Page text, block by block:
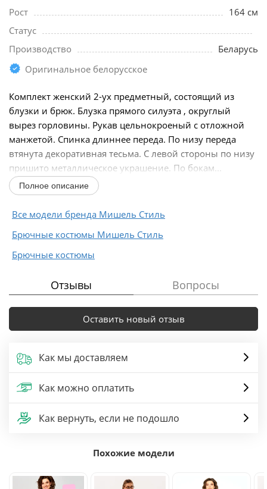
Рост
164 см
Статус
Производство
Беларусь
Оригинальное белорусское
Комплект женский 2-ух предметный, состоящий из
блузки и брюк. Блузка прямого силуэта , округлый
вырез горловины. Рукав цельнокроеный с отложной
манжетой. Спинка длиннее переда. По низу переда
втянута декоративная тесьма. С левой стороны по низу
пришито металлическое украшение. По бокам...
Полное описание
Все модели бренда Мишель Стиль
Брючные костюмы Мишель Стиль
Брючные костюмы
Отзывы Вопросы
Оставить новый отзыв
Как мы доставляем
Как можно оплатить
Как вернуть, если не подошло
Похожие модели